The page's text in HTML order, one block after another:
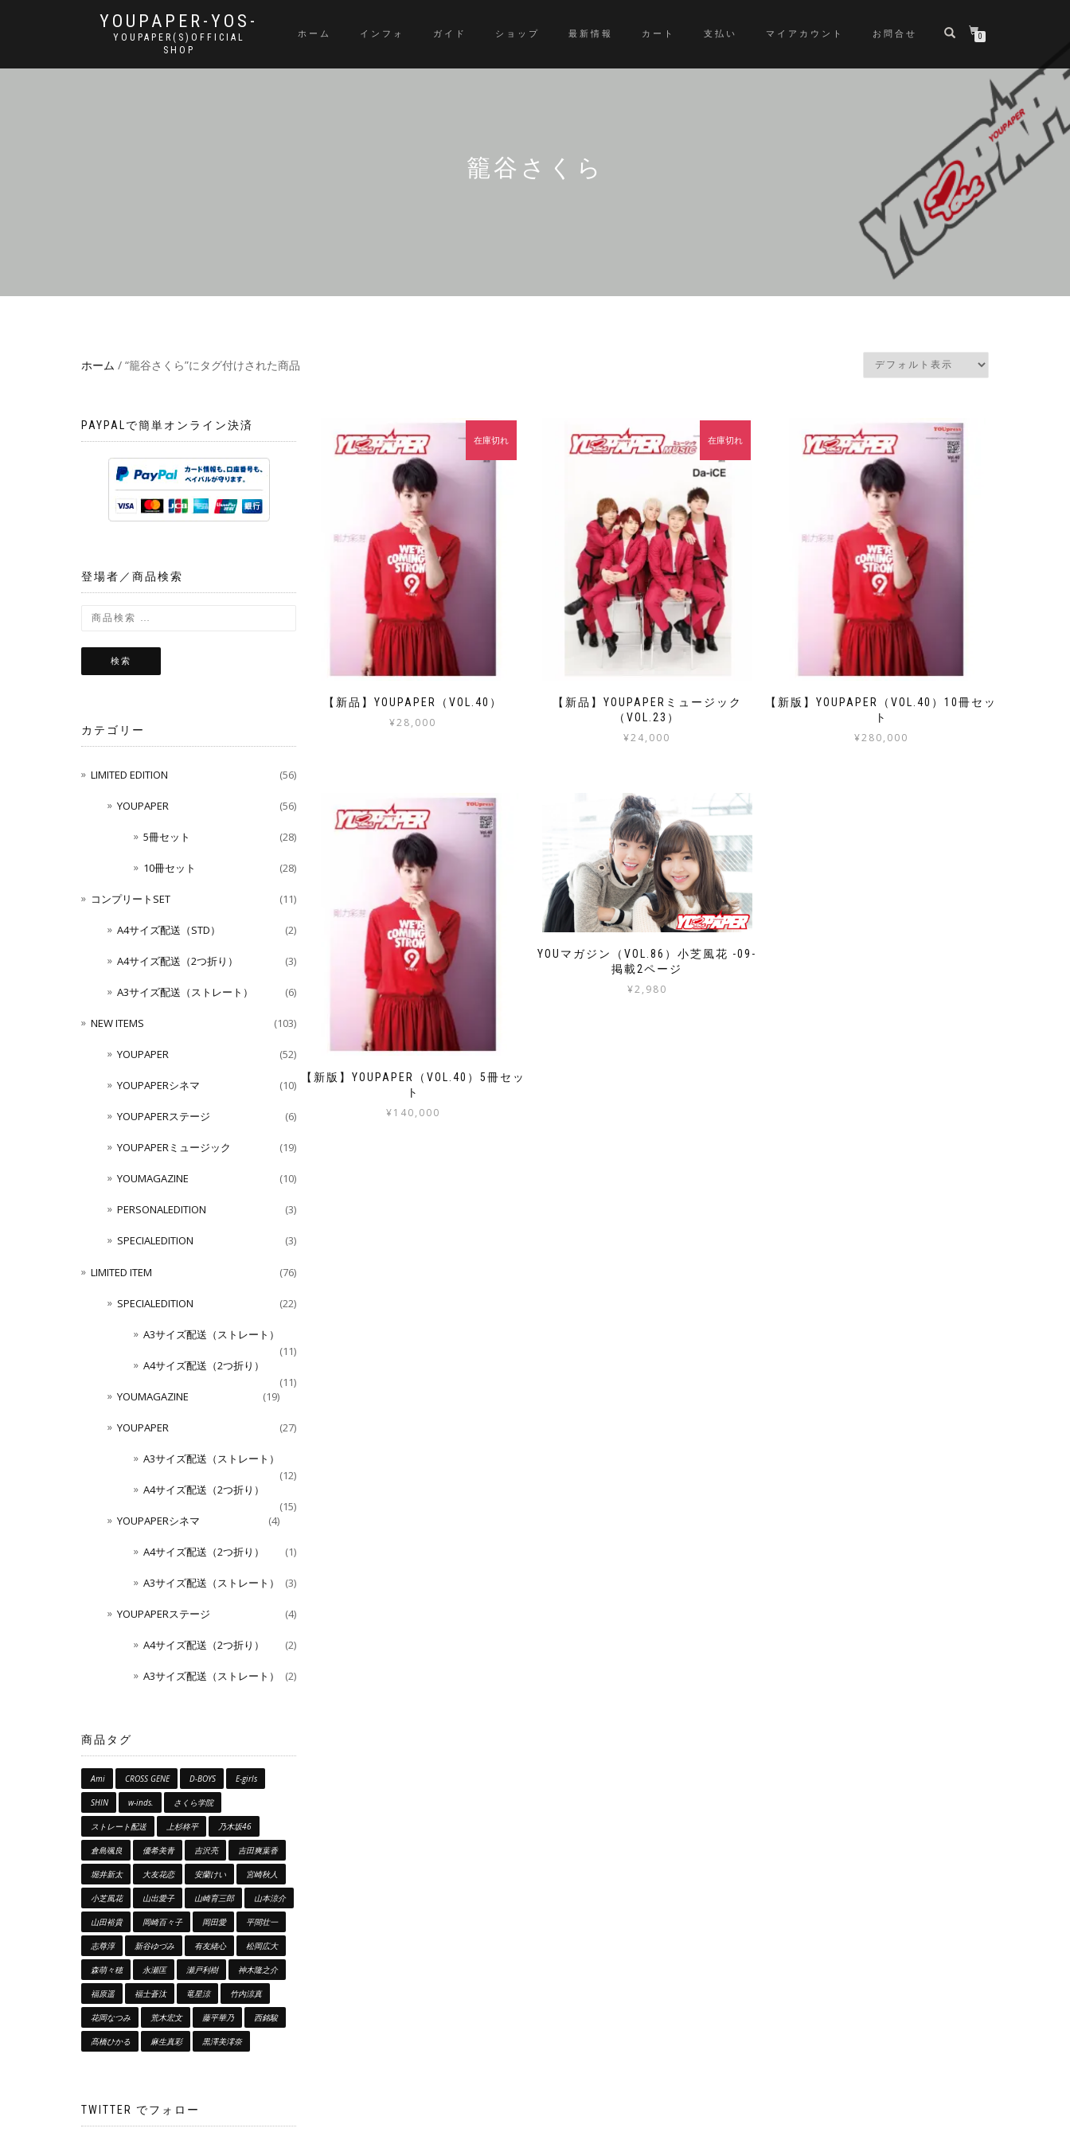
YOUPAPER-YOS-
YOUPAPER(S)OFFICIAL
SHOP
ホーム インフォ ガイド ショップ 最新情報 カート 支払い マイアカウント お問合せ 0
籠谷さくら
ホーム / “籠谷さくら”にタグ付けされた商品
【新品】YOUPAPER（VOL.40）
¥28,000
在庫切れ
【新品】YOUPAPERミュージック
（VOL.23）
¥24,000
在庫切れ
【新版】YOUPAPER（VOL.40）10冊セッ
ト
¥280,000
【新版】YOUPAPER（VOL.40）5冊セッ
ト
¥140,000
YOUマガジン（VOL.86）小芝風花 -09-
掲載2ページ
¥2,980
PAYPALで簡単オンライン決済
登場者／商品検索
検索
カテゴリー
LIMITED EDITION (56)
YOUPAPER (56)
5冊セット (28)
10冊セット (28)
コンプリートSET (11)
A4サイズ配送（STD） (2)
A4サイズ配送（2つ折り） (3)
A3サイズ配送（ストレート） (6)
NEW ITEMS (103)
YOUPAPER (52)
YOUPAPERシネマ (10)
YOUPAPERステージ (6)
YOUPAPERミュージック (19)
YOUMAGAZINE (10)
PERSONALEDITION (3)
SPECIALEDITION (3)
LIMITED ITEM (76)
SPECIALEDITION (22)
A3サイズ配送（ストレート）
(11)
A4サイズ配送（2つ折り）
(11)
YOUMAGAZINE
(19)
YOUPAPER (27)
A3サイズ配送（ストレート）
(12)
A4サイズ配送（2つ折り）
(15)
YOUPAPERシネマ
(4)
A4サイズ配送（2つ折り） (1)
A3サイズ配送（ストレート） (3)
YOUPAPERステージ (4)
A4サイズ配送（2つ折り） (2)
A3サイズ配送（ストレート） (2)
商品タグ
Ami CROSS GENE D-BOYS E-girls
SHIN w-inds. さくら学院
ストレート配送 上杉柊平 乃木坂46
倉島颯良 優希美青 吉沢亮 吉田爽葉香
堀井新太 大友花恋 安蘭けい 宮崎秋人
小芝風花 山出愛子 山崎育三郎 山本涼介
山田裕貴 岡崎百々子 岡田愛 平間壮一
志尊淳 新谷ゆづみ 有友緒心 松岡広大
森萌々穂 永瀬匡 瀬戸利樹 神木隆之介
福原遥 福士蒼汰 竜星涼 竹内涼真
花岡なつみ 荒木宏文 藤平華乃 西銘駿
髙橋ひかる 麻生真彩 黒澤美澪奈
TWITTER でフォロー